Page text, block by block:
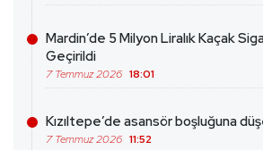
Mardin’de 5 Milyon Liralık Kaçak
Geçirildi
7 Temmuz 2026 18:01
Kızıltepe’de asansör boşluğuna
7 Temmuz 2026 11:52